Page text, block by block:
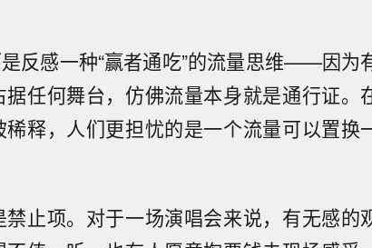
反感一种“赢者通吃”的流量思维——因为
任何舞台，仿佛流量本身就是通行证。
释，人们更担忧的是一个流量可以置换
止项。对于一场演唱会来说，有无感的